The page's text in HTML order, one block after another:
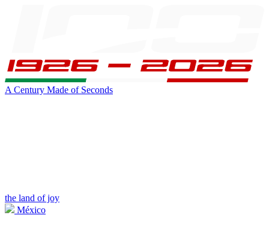
A Century Made of Seconds
the land of joy
México